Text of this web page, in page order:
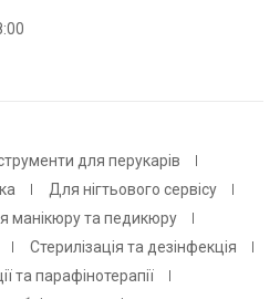
для перукарів
Для нігтьового сервісу
манікюру та педикюру
Стерилізація та дезінфекція
та парафінотерапії